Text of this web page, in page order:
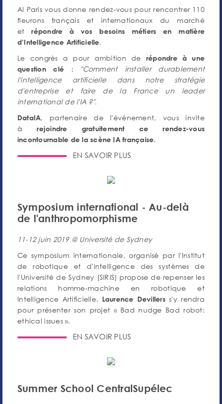
AI Paris vous donne rendez-vous pour rencontrer 110
fleurons français et internationaux du marché
etrépondre à vos besoins métiers en matière
d’Intelligence Artificielle.
Le congrès a pour ambition de répondre à une
question clé : "Comment installer durablement
l'intelligence artificielle dans notre stratégie
d'entreprise et faire de la France un leader
international de l'IA ?".
DataIA, partenaire de l'événement, vous invite
àrejoindre gratuitement ce rendez-vous
incontournable de la scène IA française.
EN SAVOIR PLUS
Symposium international - Au-delà
de l'anthropomorphisme
11-12 juin 2019 @ Université de Sydney
Ce symposium internationale, organisé par l'Institut
de robotique et d'intelligence des systèmes de
l'Université de Sydney (SIRIS) propose de repenser les
relations homme-machine en robotique et
Intelligence Artificielle. Laurence Devillerss'y rendra
pour présenter son projet « Bad nudge Bad robot:
ethical issues ».
EN SAVOIR PLUS
Summer School CentralSupélec